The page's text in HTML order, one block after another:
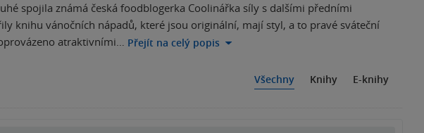
spojila známá česká foodblogerka Coolinářka síly s dalšími předními
knihu vánočních nápadů, které jsou originální, mají styl, a to pravé sváteční
atraktivními… Přejít na celý popis
Všechny Knihy E-knihy